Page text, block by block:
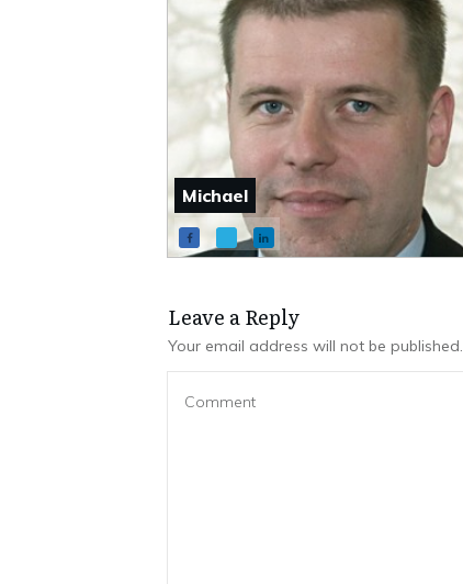
Michael
Leave a Repl​​​​​y
Your email address will not be published.